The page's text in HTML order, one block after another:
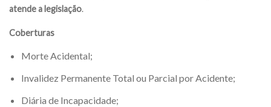
atende a legislação.
Coberturas
Morte Acidental;
Invalidez Permanente Total ou Parcial por Acidente;
​Diária de Incapacidade;